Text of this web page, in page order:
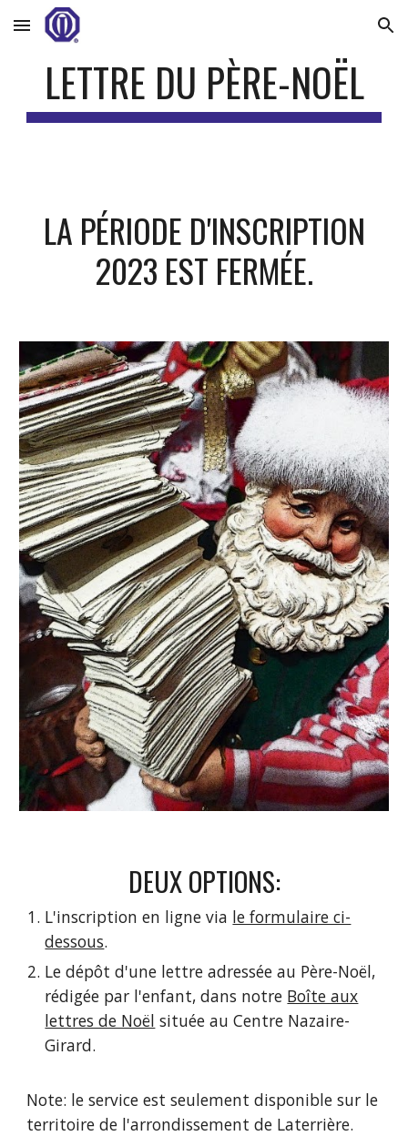
Skip to main content Skip to navigation
LETTRE DU PÈRE-NOËL
LA PÉRIODE D'INSCRIPTION
2023 EST FERMÉE.
DEUX OPTIONS:
L'inscription en ligne via le formulaire ci-
dessous.
Le dépôt d'une lettre adressée au Père-Noël,
rédigée par l'enfant, dans notre Boîte aux
lettres de Noël située au Centre Nazaire-
Girard.
Note: le service est seulement disponible sur le
territoire de l'arrondissement de Laterrière.